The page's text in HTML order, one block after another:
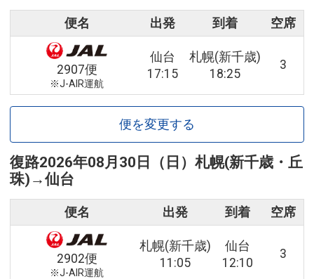
便名 出発 到着 空席
2907便
※J-AIR運航
仙台
17:15
札幌(新千歳)
18:25
3
便を変更する
復路2026年08月30日（日） 札幌(新千歳・丘
珠) →仙台
便名 出発 到着 空席
2902便
※J-AIR運航
札幌(新千歳)
11:05
仙台
12:10
3